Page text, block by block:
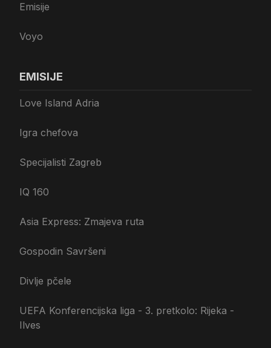
Emisije
Voyo
EMISIJE
Love Island Adria
Igra chefova
Specijalisti Zagreb
IQ 160
Asia Express: Zmajeva ruta
Gospodin Savršeni
Divlje pčele
UEFA Konferencijska liga - 3. pretkolo: Rijeka -
Ilves